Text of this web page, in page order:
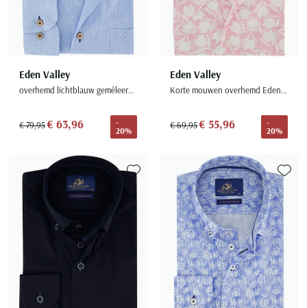
Eden Valley
overhemd lichtblauw gemêleerd regular fit button-down
€ 79,95€ 63,96
-
20%
Eden Valley
Korte mouwen overhemd Eden valley regular fit roze
€ 69,95€ 55,96
-
20%
Toevoegen aan favorieten